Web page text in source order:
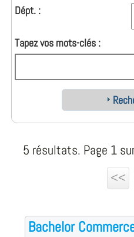
Dépt. :
Tapez vos mots-clés :
5 résultats. Page 1
<<
Bachelor